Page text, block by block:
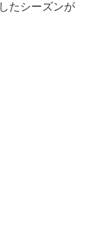
たシーズンが